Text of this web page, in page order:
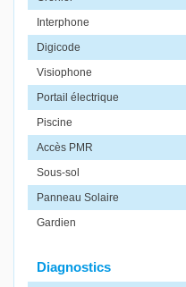
Interphone
Digicode
Visiophone
Portail électrique
Piscine
Accès PMR
Sous-sol
Panneau Solaire
Gardien
Diagnostics